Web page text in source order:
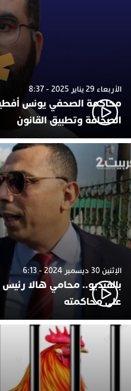
الأربعاء 29 يناير 2025 - 8:37
محاكمة الصحفي يونس
الصحافة وتطبيق القانون
الإثنين 30 ديسمبر 2024 - 6:13
بالفيديو.. محامي هالا
على محاكمته